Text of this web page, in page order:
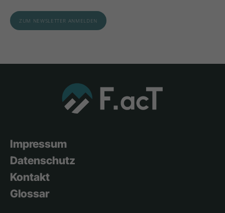
Impressum
Datenschutz
Kontakt
Glossar